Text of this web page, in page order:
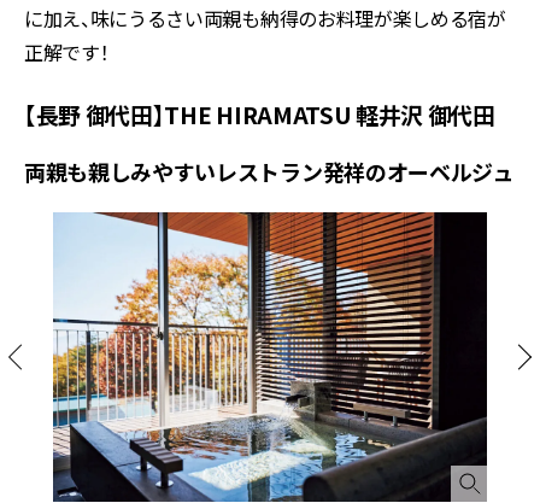
に加え、味にうるさい両親も納得のお料理が楽しめる宿が
正解です！
【長野 御代田】THE HIRAMATSU 軽井沢 御代田
両親も親しみやすいレストラン発祥のオーベルジュ